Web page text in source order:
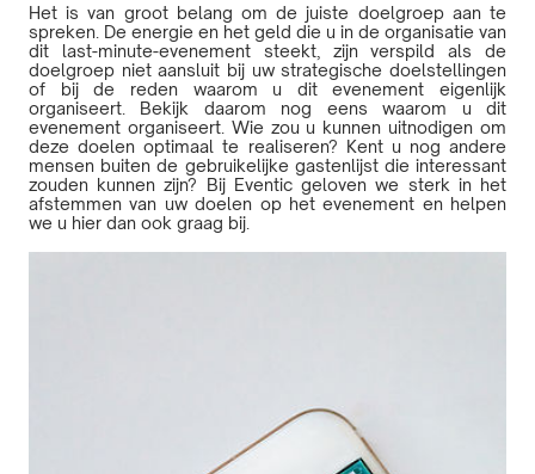
Het is van groot belang om de juiste doelgroep aan te
spreken. De energie en het geld die u in de organisatie van
dit last-minute-evenement steekt, zijn verspild als de
doelgroep niet aansluit bij uw strategische doelstellingen
of bij de reden waarom u dit evenement eigenlijk
organiseert. Bekijk daarom nog eens waarom u dit
evenement organiseert. Wie zou u kunnen uitnodigen om
deze doelen optimaal te realiseren? Kent u nog andere
mensen buiten de gebruikelijke gastenlijst die interessant
zouden kunnen zijn? Bij Eventic geloven we sterk in het
afstemmen van uw doelen op het evenement en helpen
we u hier dan ook graag bij.